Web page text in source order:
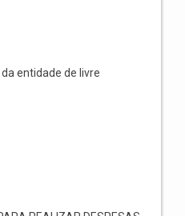
entidade de livre